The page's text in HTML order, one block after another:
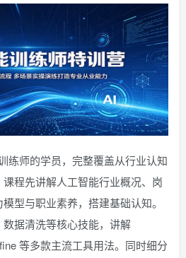
练师的学员，完整覆盖从行业认知
程先讲解人工智能行业概况、岗
型与职业素养，搭建基础认知。
据清洗等核心技能，讲解
等多款主流工具用法。同时细分